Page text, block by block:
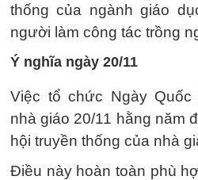
thống của ngành giáo
người làm công tác trồng
Ý nghĩa ngày 20/11
Việc tổ chức Ngày
nhà giáo 20/11 hằng năm
hội truyền thống của nhà
Điều này hoàn toàn phù